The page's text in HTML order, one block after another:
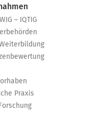
– IQTIG
Praxis